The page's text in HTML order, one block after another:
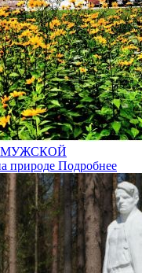
МУЖСКОЙ
природе Подробнее